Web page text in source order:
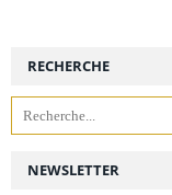
NEWSLETTER
RECHERCHE